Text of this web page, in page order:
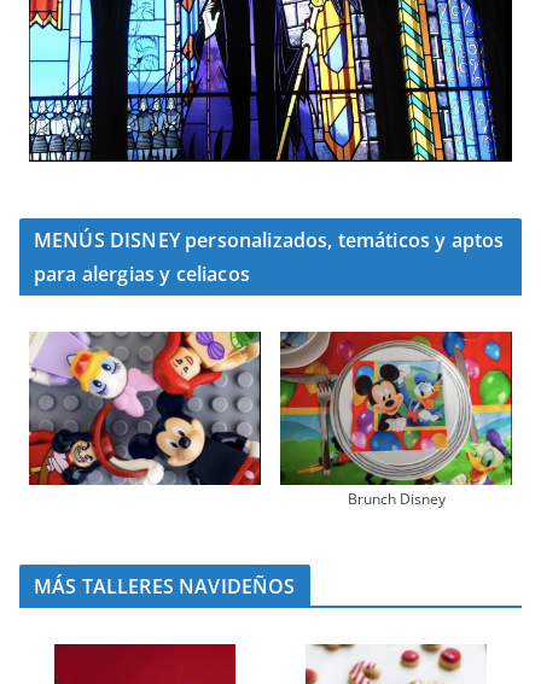
MENÚS DISNEY personalizados, temáticos y aptos
para alergias y celiacos
Brunch Disney
MÁS TALLERES NAVIDEÑOS